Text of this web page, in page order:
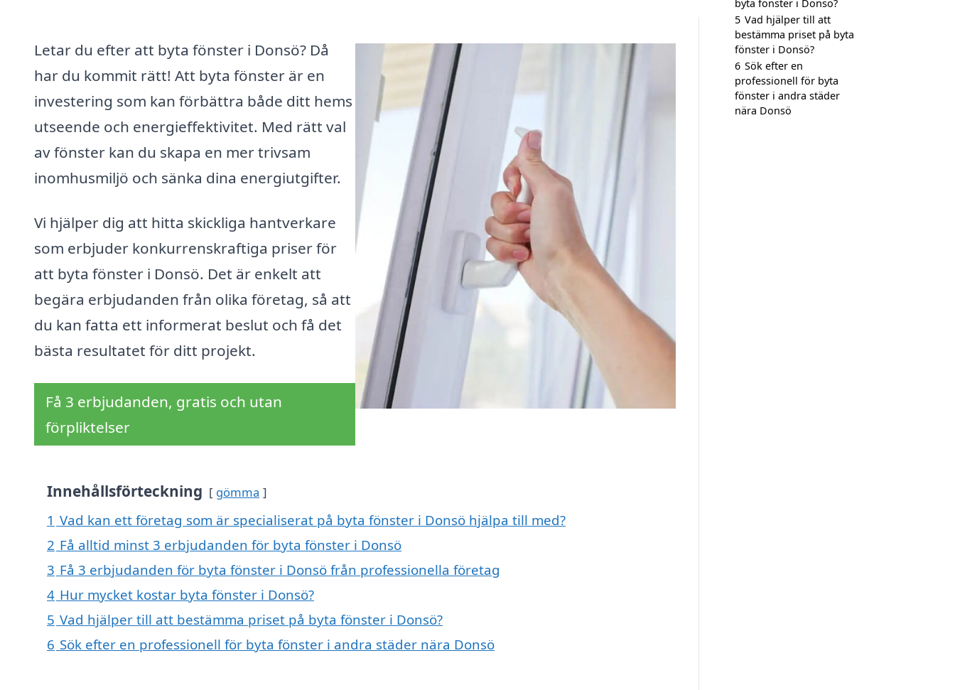
Letar du efter att byta fönster i Donsö? Då
har du kommit rätt! Att byta fönster är en
investering som kan förbättra både ditt hems
utseende och energieffektivitet. Med rätt val
av fönster kan du skapa en mer trivsam
inomhusmiljö och sänka dina energiutgifter.
Vi hjälper dig att hitta skickliga hantverkare
som erbjuder konkurrenskraftiga priser för
att byta fönster i Donsö. Det är enkelt att
begära erbjudanden från olika företag, så att
du kan fatta ett informerat beslut och få det
bästa resultatet för ditt projekt.
Få 3 erbjudanden, gratis och utan
förpliktelser
Innehållsförteckning gömma
1 Vad kan ett företag som är specialiserat på byta fönster i Donsö hjälpa till med?
2 Få alltid minst 3 erbjudanden för byta fönster i Donsö
3 Få 3 erbjudanden för byta fönster i Donsö från professionella företag
4 Hur mycket kostar byta fönster i Donsö?
5 Vad hjälper till att bestämma priset på byta fönster i Donsö?
6 Sök efter en professionell för byta fönster i andra städer nära Donsö
byta fönster i Donsö?
5 Vad hjälper till att
bestämma priset på byta
fönster i Donsö?
6 Sök efter en
professionell för byta
fönster i andra städer
nära Donsö